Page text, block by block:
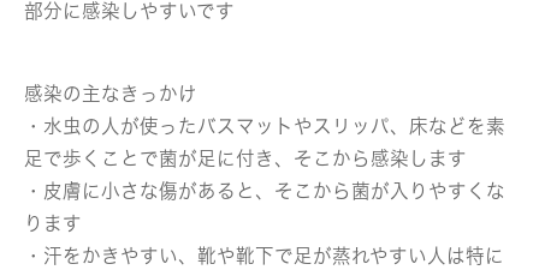
部分に感染しやすいです
感染の主なきっかけ
・水虫の人が使ったバスマットやスリッパ、床などを素
足で歩くことで菌が足に付き、そこから感染します
・皮膚に小さな傷があると、そこから菌が入りやすくな
ります
・汗をかきやすい、靴や靴下で足が蒸れやすい人は特に